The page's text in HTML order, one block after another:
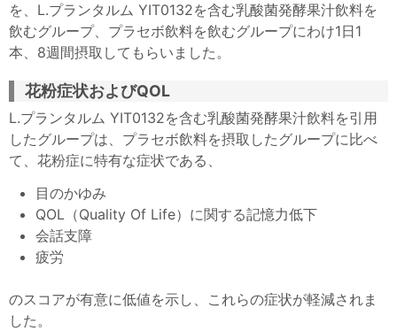
を、L.プランタルム YIT0132を含む乳酸菌発酵果汁飲料を
飲むグループ、プラセボ飲料を飲むグループにわけ1日1
本、8週間摂取してもらいました。
花粉症状およびQOL
L.プランタルム YIT0132を含む乳酸菌発酵果汁飲料を引用
したグループは、プラセボ飲料を摂取したグループに比べ
て、花粉症に特有な症状である、
目のかゆみ
QOL（Quality Of Life）に関する記憶力低下
会話支障
疲労
のスコアが有意に低値を示し、これらの症状が軽減されま
した。